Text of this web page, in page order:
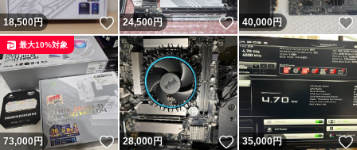
18,500円 いいね！
24,500円 いいね！
40,000円
73,000円 いいね！
最大10%対象
28,000円 いいね！
35,000円